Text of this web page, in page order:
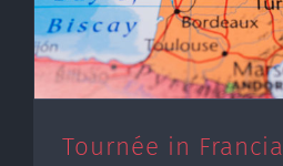
Tournée in Francia